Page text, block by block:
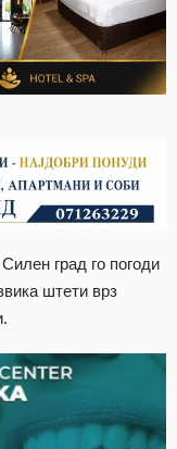
град го погоди
штети врз